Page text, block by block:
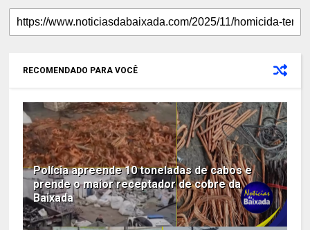
RECOMENDADO PARA VOCÊ
Polícia apreende 10 toneladas de cabos e
prende o maior receptador de cobre da
Baixada